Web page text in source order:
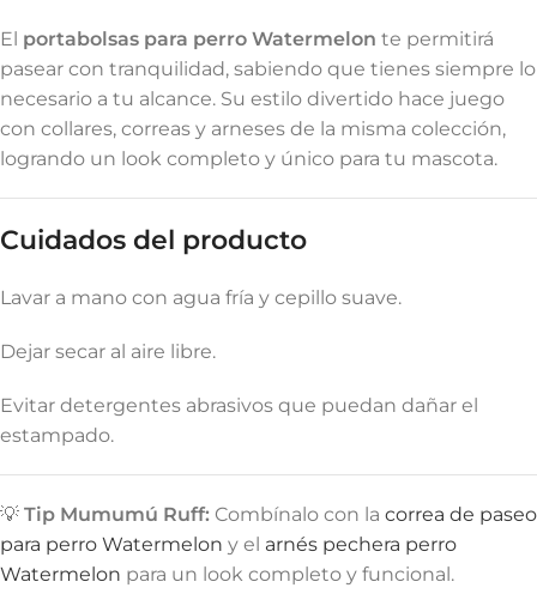
El portabolsas para perro Watermelon te permitirá
pasear con tranquilidad, sabiendo que tienes siempre lo
necesario a tu alcance. Su estilo divertido hace juego
con collares, correas y arneses de la misma colección,
logrando un look completo y único para tu mascota.
Cuidados del producto
Lavar a mano con agua fría y cepillo suave.
Dejar secar al aire libre.
Evitar detergentes abrasivos que puedan dañar el
estampado.
💡 Tip Mumumú Ruff: Combínalo con la correa de paseo
para perro Watermelon y el arnés pechera perro
Watermelon para un look completo y funcional.